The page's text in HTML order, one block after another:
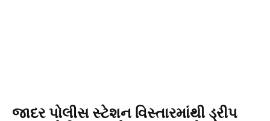
જાદર પોલીસ સ્ટેશન વિસ્તારમાંથી ડ્રીપ